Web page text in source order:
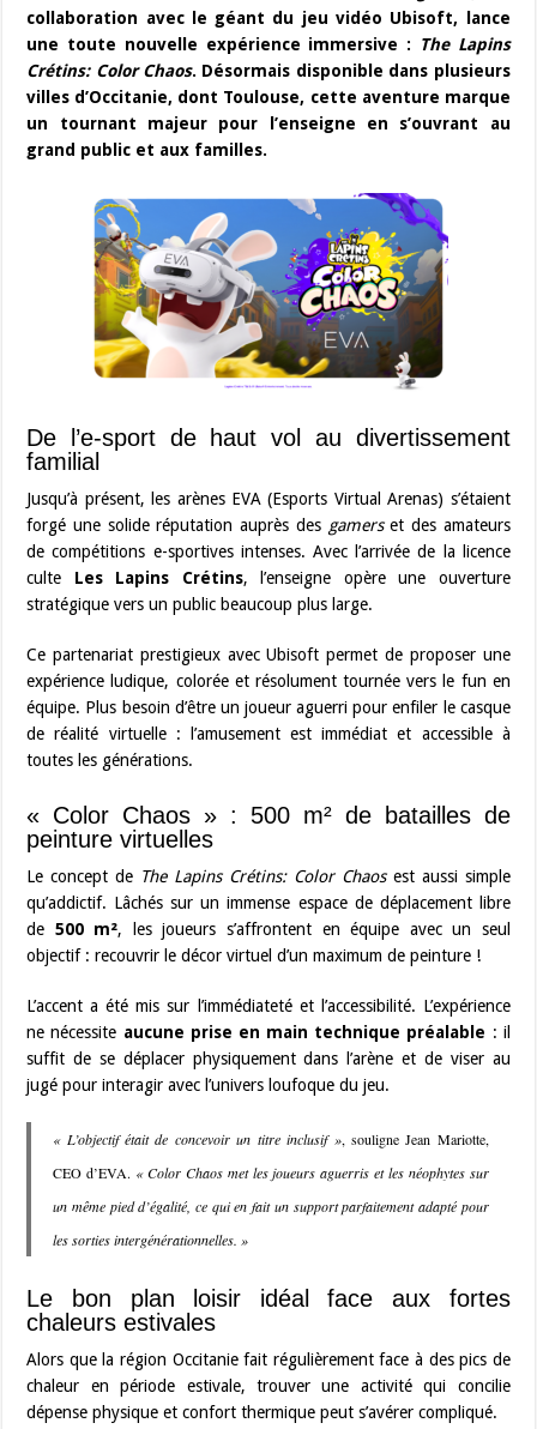
collaboration avec le géant du jeu vidéo Ubisoft, lance
une toute nouvelle expérience immersive :
The Lapins
Crétins: Color Chaos. Désormais disponible dans plusieurs
villes d’Occitanie, dont Toulouse, cette aventure marque
un tournant majeur pour l’enseigne en s’ouvrant au
grand public et aux familles.
De l’e-sport de haut vol au divertissement
familial
Jusqu’à présent, les arènes EVA (Esports Virtual Arenas) s’étaient
forgé une solide réputation auprès des gamerset des amateurs
de compétitions e-sportives intenses. Avec l’arrivée de la licence
culte Les Lapins Crétins, l’enseigne opère une ouverture
stratégique vers un public beaucoup plus large.
Ce partenariat prestigieux avec Ubisoft permet de proposer une
expérience ludique, colorée et résolument tournée vers le fun en
équipe. Plus besoin d’être un joueur aguerri pour enfiler le casque
de réalité virtuelle : l’amusement est immédiat et accessible à
toutes les générations.
« Color Chaos » : 500 m² de batailles de
peinture virtuelles
Le concept de The Lapins Crétins: Color Chaosest aussi simple
qu’addictif. Lâchés sur un immense espace de déplacement libre
de 500 m², les joueurs s’affrontent en équipe avec un seul
objectif : recouvrir le décor virtuel d’un maximum de peinture !
L’accent a été mis sur l’immédiateté et l’accessibilité. L’expérience
ne nécessite aucune prise en main technique préalable : il
suffit de se déplacer physiquement dans l’arène et de viser au
jugé pour interagir avec l’univers loufoque du jeu.
« L’objectif était de concevoir un titre inclusif », souligne Jean Mariotte,
CEO d’EVA. « Color Chaos met les joueurs aguerris et les néophytes sur
un même pied d’égalité, ce qui en fait un support parfaitement adapté pour
les sorties intergénérationnelles. »
Le bon plan loisir idéal face aux fortes
chaleurs estivales
Alors que la région Occitanie fait régulièrement face à des pics de
chaleur en période estivale, trouver une activité qui concilie
dépense physique et confort thermique peut s’avérer compliqué.